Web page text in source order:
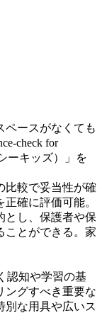
ペースがなくても
check for
ーキッズ）」を
比較で妥当性が確
確に評価可能。
とし、保護者や保
ことができる。家
認知や学習の基
ングすべき重要な
別な用具や広いス